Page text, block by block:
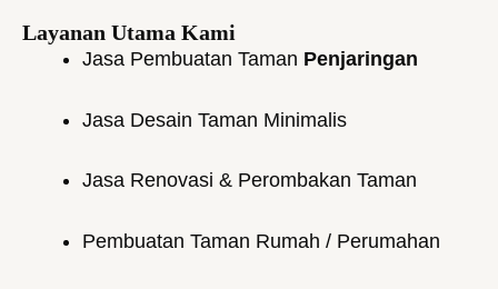
Layanan Utama Kami
Jasa Pembuatan Taman Penjaringan
Jasa Desain Taman Minimalis
Jasa Renovasi & Perombakan Taman
Pembuatan Taman Rumah / Perumahan